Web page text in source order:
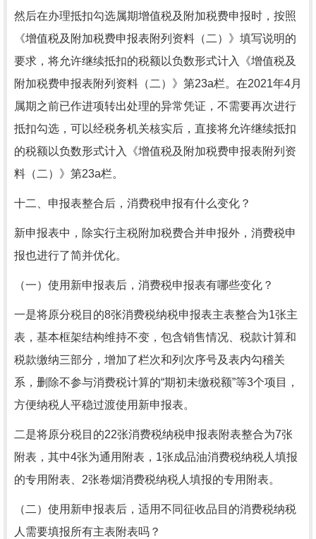
然后在办理抵扣勾选属期增值税及附加税费申报时，按照
《增值税及附加税费申报表附列资料（二）》填写说明的
要求，将允许继续抵扣的税额以负数形式计入《增值税及
附加税费申报表附列资料（二）》第23a栏。在2021年4月
属期之前已作进项转出处理的异常凭证，不需要再次进行
抵扣勾选，可以经税务机关核实后，直接将允许继续抵扣
的税额以负数形式计入《增值税及附加税费申报表附列资
料（二）》第23a栏。
十二、申报表整合后，消费税申报有什么变化？
新申报表中，除实行主税附加税费合并申报外，消费税申
报也进行了简并优化。
（一）使用新申报表后，消费税申报表有哪些变化？
一是将原分税目的8张消费税纳税申报表主表整合为1张主
表，基本框架结构维持不变，包含销售情况、税款计算和
税款缴纳三部分，增加了栏次和列次序号及表内勾稽关
系，删除不参与消费税计算的“期初未缴税额”等3个项目，
方便纳税人平稳过渡使用新申报表。
二是将原分税目的22张消费税纳税申报表附表整合为7张
附表，其中4张为通用附表，1张成品油消费税纳税人填报
的专用附表、2张卷烟消费税纳税人填报的专用附表。
（二）使用新申报表后，适用不同征收品目的消费税纳税
人需要填报所有主表附表吗？